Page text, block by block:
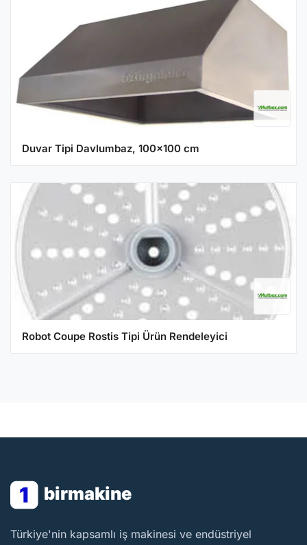
Duvar Tipi Davlumbaz, 100x100 cm
Robot Coupe Rostis Tipi Ürün Rendeleyici
1 birmakine
BirMakine
Türkiye'nin kapsamlı iş makinesi ve endüstriyel